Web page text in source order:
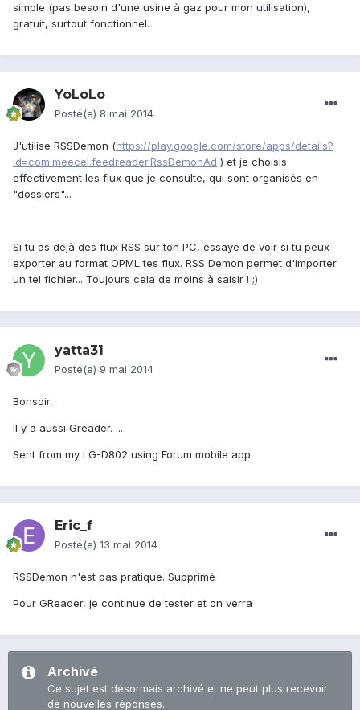
simple (pas besoin d'une usine à gaz pour mon utilisation),
gratuit, surtout fonctionnel.
YoLoLo
Posté(e) 8 mai 2014
J'utilise RSSDemon (https://play.google.com/store/apps/details?
id=com.meecel.feedreader.RssDemonAd ) et je choisis
effectivement les flux que je consulte, qui sont organisés en
"dossiers"...
Si tu as déjà des flux RSS sur ton PC, essaye de voir si tu peux
exporter au format OPML tes flux. RSS Demon permet d'importer
un tel fichier... Toujours cela de moins à saisir ! ;)
yatta31
Posté(e) 9 mai 2014
Bonsoir,
Il y a aussi Greader. ...
Sent from my LG-D802 using Forum mobile app
Eric_f
Posté(e) 13 mai 2014
RSSDemon n'est pas pratique. Supprimé
Pour GReader, je continue de tester et on verra
Archivé
Ce sujet est désormais archivé et ne peut plus recevoir
de nouvelles réponses.